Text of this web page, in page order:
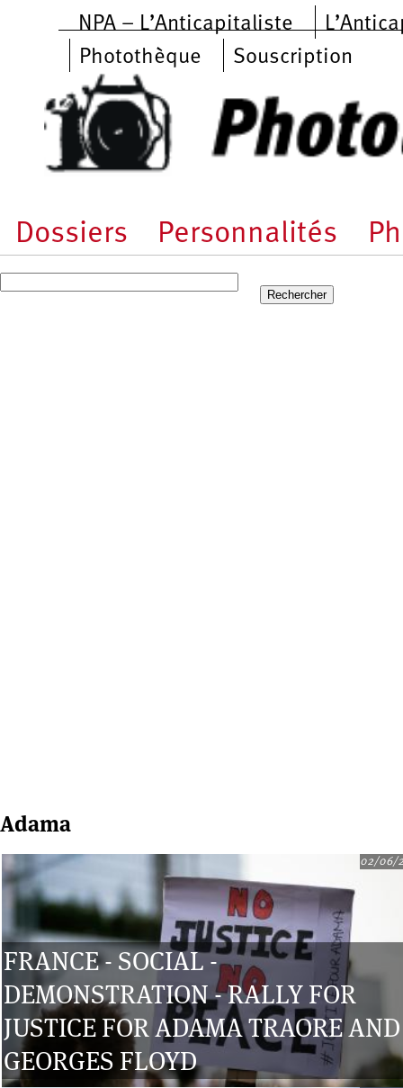
Aller au contenu principal
NPA – L’Anticapitaliste
Photothèque
Souscription
Dossiers Personnalités
Adama
FRANCE - SOCIAL -
DEMONSTRATION - RALLY FOR
JUSTICE FOR ADAMA TRAORE AND
GEORGES FLOYD
02/06/